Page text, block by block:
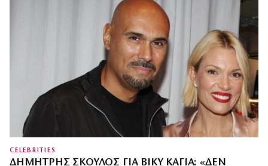
CELEBRITIES
ΔΗΜΉΤΡΗΣ ΣΚΟΥΛΌΣ ΓΙΑ ΒΊΚΥ ΚΑΓΙΆ: «ΔΕΝ